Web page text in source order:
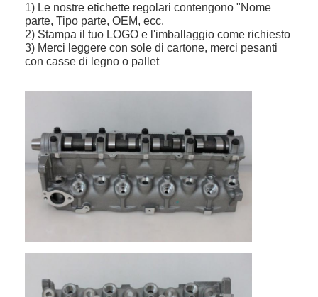
Casa.
Video
1) Le nostre etichette regolari contengono "Nome
parte, Tipo parte, OEM, ecc.
2) Stampa il tuo LOGO e l'imballaggio come richiesto
3) Merci leggere con sole di cartone, merci pesanti
con casse di legno o pallet